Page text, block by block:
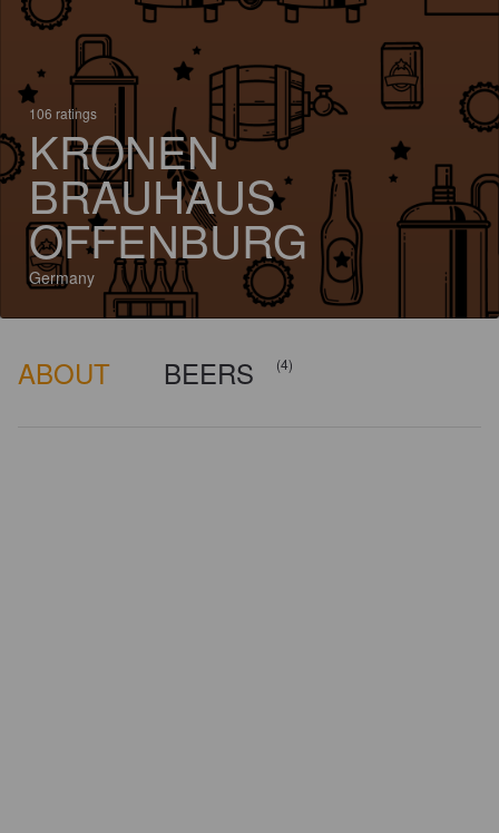
106 ratings
KRONEN
BRAUHAUS
OFFENBURG
Germany
ABOUT BEERS (4)